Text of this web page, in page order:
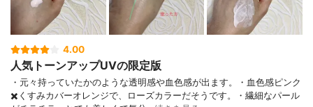
4.00
人気トーンアップUVの限定版
・元々持っていたかのような透明感や血色感が出ます。・血色感ピンク
✖️くすみカバーオレンジで、ローズカラーだそうです。・繊細なパール